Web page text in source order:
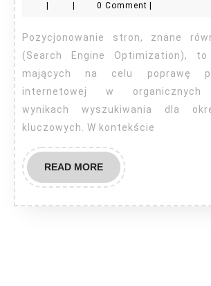
0 Comment
Pozycjonowanie stron, znane również jako SEO
(Search Engine Optimization), to
mających na celu poprawę
internetowej w organicznych
wynikach wyszukiwania dla
kluczowych. W kontekście
READ MOREREAD
MORE